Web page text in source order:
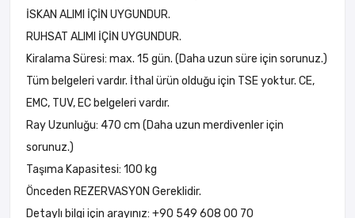
İSKAN ALIMI İÇİN UYGUNDUR.
RUHSAT ALIMI İÇİN UYGUNDUR.
Kiralama Süresi: max. 15 gün. (Daha uzun süre için sorunuz.)
Tüm belgeleri vardır. İthal ürün olduğu için TSE yoktur. CE,
EMC, TUV, EC belgeleri vardır.
Ray Uzunluğu: 470 cm (Daha uzun merdivenler için
sorunuz.)
Taşıma Kapasitesi: 100 kg
Önceden REZERVASYON Gereklidir.
Detaylı bilgi için arayınız: +90 549 608 00 70